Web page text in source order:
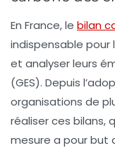
En France,le bilan
indispensable
et analyser leurs
(GES). Depuis
organisations de
réaliser ces bilans,
mesure a pour but